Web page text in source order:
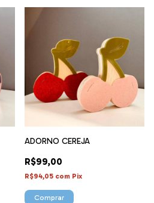
ADORNO CEREJA
R$99,00
R$94,05 com Pix
Comprar